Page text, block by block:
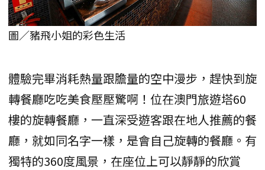
圖／豬飛小姐的彩色生活
體驗完畢消耗熱量跟膽量的空中漫步，趕快到旋
轉餐廳吃吃美食壓壓驚啊！位在澳門旅遊塔60
樓的旋轉餐廳，一直深受遊客跟在地人推薦的餐
廳，就如同名字一樣，是會自己旋轉的餐廳。有
獨特的360度風景，在座位上可以靜靜的欣賞